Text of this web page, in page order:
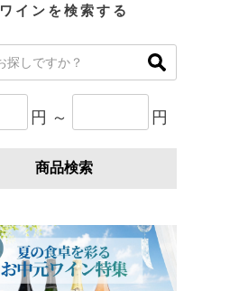
ワインを検索する
円 ～ 円
商品検索